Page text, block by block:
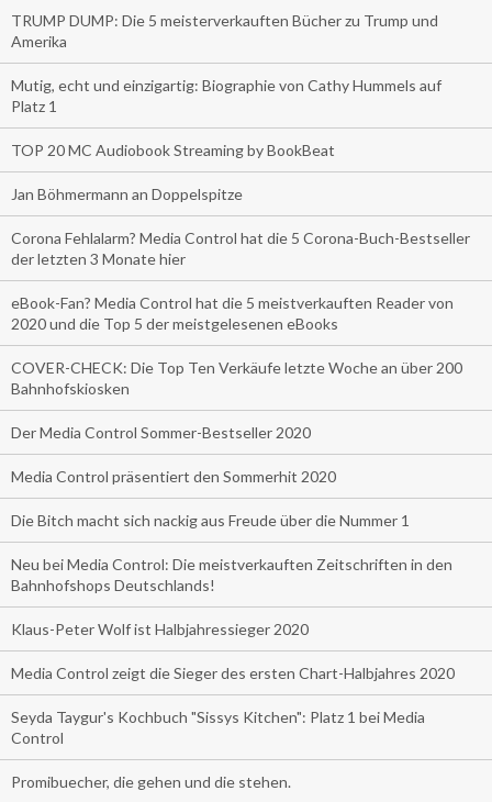
TRUMP DUMP: Die 5 meisterverkauften Bücher zu Trump und
Amerika
Mutig, echt und einzigartig: Biographie von Cathy Hummels auf
Platz 1
TOP 20 MC Audiobook Streaming by BookBeat
Jan Böhmermann an Doppelspitze
Corona Fehlalarm? Media Control hat die 5 Corona-Buch-Bestseller
der letzten 3 Monate hier
eBook-Fan? Media Control hat die 5 meistverkauften Reader von
2020 und die Top 5 der meistgelesenen eBooks
COVER-CHECK: Die Top Ten Verkäufe letzte Woche an über 200
Bahnhofskiosken
Der Media Control Sommer-Bestseller 2020
Media Control präsentiert den Sommerhit 2020
Die Bitch macht sich nackig aus Freude über die Nummer 1
Neu bei Media Control: Die meistverkauften Zeitschriften in den
Bahnhofshops Deutschlands!
Klaus-Peter Wolf ist Halbjahressieger 2020
Media Control zeigt die Sieger des ersten Chart-Halbjahres 2020
Seyda Taygur's Kochbuch "Sissys Kitchen": Platz 1 bei Media
Control
Promibuecher, die gehen und die stehen.